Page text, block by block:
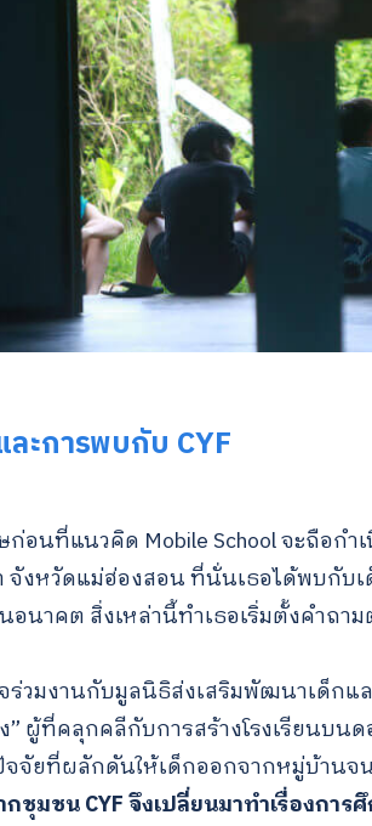
Search
for:
ะการพบกับ CYF
อนที่แนวคิด Mobile School จะถือกำ
จังหวัดแม่ฮ่องสอน ที่นั่นเธอได้พบกั
อนาคต สิ่งเหล่านี้ทำเธอเริ่มตั้งคำถา
วมงานกับมูลนิธิส่งเสริมพัฒนาเด็กแล
ผู้ที่คลุกคลีกับการสร้างโรงเรียนบน
จจัยที่ผลักดันให้เด็กออกจากหมู่บ้าน
ชุมชน CYF จึงเปลี่ยนมาทำเรื่องกา